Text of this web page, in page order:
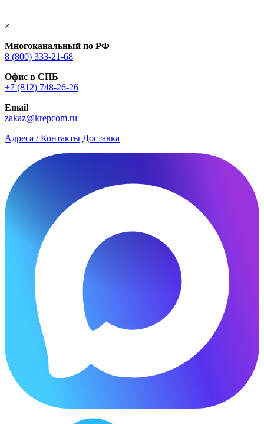
×
Многоканальный по РФ
8 (800) 333‑21-68
Офис в СПБ
+7 (812) 748‑26-26
Email
zakaz@krepcom.ru
Адреса / Контакты Доставка